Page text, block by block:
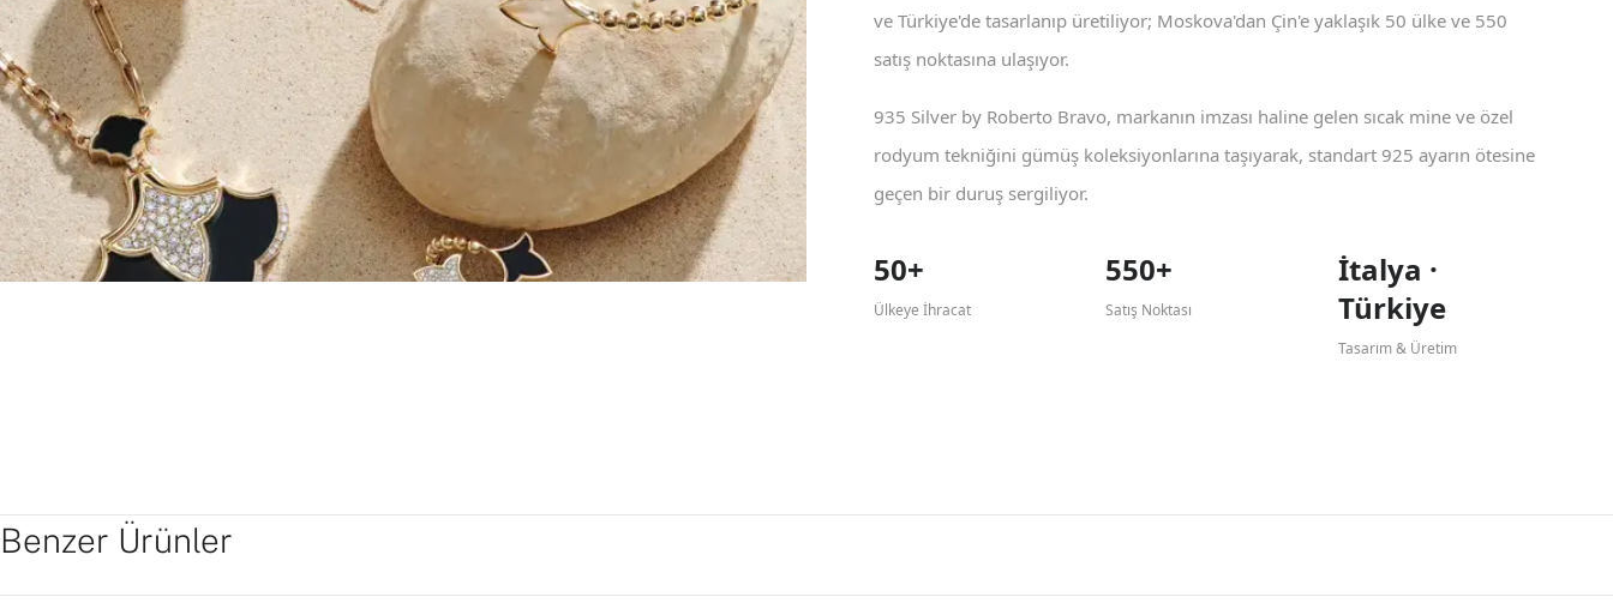
ve Türkiye'de tasarlanıp üretiliyor; Moskova'dan Çin'e yaklaşık 50 ülke ve 550
satış noktasına ulaşıyor.
935 Silver by Roberto Bravo, markanın imzası haline gelen sıcak mine ve özel
rodyum tekniğini gümüş koleksiyonlarına taşıyarak, standart 925 ayarın ötesine
geçen bir duruş sergiliyor.
50+
Ülkeye İhracat
550+
Satış Noktası
İtalya ·
Türkiye
Tasarım & Üretim
Benzer Ürünler